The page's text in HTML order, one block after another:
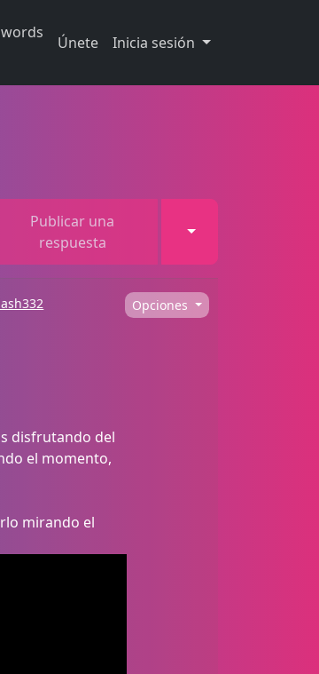
Únete Inicia sesión
Publicar una
respuesta
Toggle Dropdown
Opciones
disfrutando del
el momento,
mirando el